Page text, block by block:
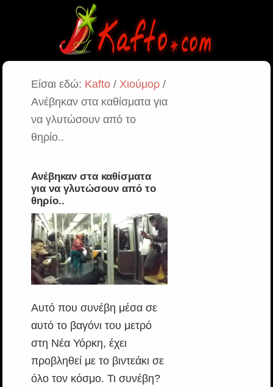
Είσαι εδώ: Kafto/ Χιούμορ/
Ανέβηκαν στα καθίσματα για
να γλυτώσουν από το
θηρίο..
Ανέβηκαν στα καθίσματα
για να γλυτώσουν από το
θηρίο..
Αυτό που συνέβη μέσα σε
αυτό το βαγόνι του μετρό
στη Νέα Υόρκη, έχει
προβληθεί με το βιντεάκι σε
όλο τον κόσμο. Τι συνέβη?